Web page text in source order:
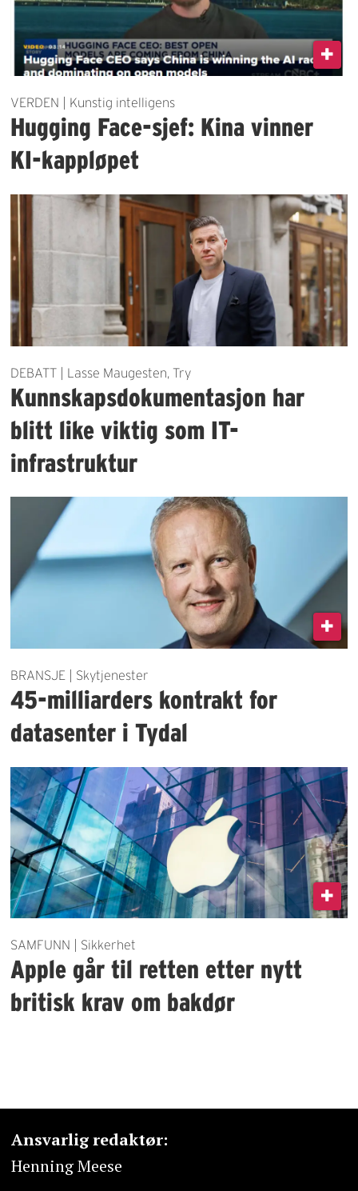
VERDEN | Kunstig intelligens
Hugging Face-sjef: Kina vinner
KI-kappløpet
DEBATT | Lasse Maugesten, Try
Kunnskapsdokumentasjon har
blitt like viktig som IT-
infrastruktur
BRANSJE | Skytjenester
45-milliarders kontrakt for
datasenter i Tydal
SAMFUNN | Sikkerhet
Apple går til retten etter nytt
britisk krav om bakdør
Ansvarlig redaktør:
Henning Meese